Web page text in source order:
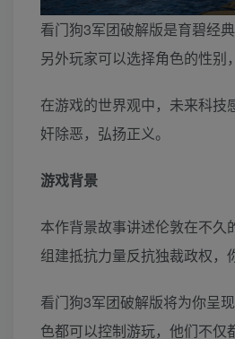
看门狗3军团破解版是育碧经
另外玩家可以选择角色的性别
在游戏的世界观中，未来科
奸除恶，弘扬正义。
游戏背景
本作背景故事讲述伦敦在不
组建抵抗力量反抗独裁政权，
看门狗3军团破解版将为你呈
色都可以控制游玩，他们不